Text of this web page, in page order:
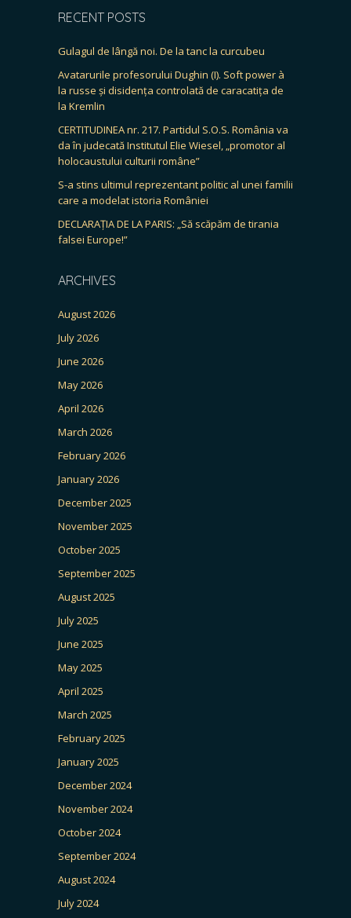
RECENT POSTS
Gulagul de lângă noi. De la tanc la curcubeu
Avatarurile profesorului Dughin (I). Soft power à
la russe și disidența controlată de caracatița de
la Kremlin
CERTITUDINEA nr. 217. Partidul S.O.S. România va
da în judecată Institutul Elie Wiesel, „promotor al
holocaustului culturii române”
S-a stins ultimul reprezentant politic al unei familii
care a modelat istoria României
DECLARAȚIA DE LA PARIS: „Să scăpăm de tirania
falsei Europe!”
ARCHIVES
August 2026
July 2026
June 2026
May 2026
April 2026
March 2026
February 2026
January 2026
December 2025
November 2025
October 2025
September 2025
August 2025
July 2025
June 2025
May 2025
April 2025
March 2025
February 2025
January 2025
December 2024
November 2024
October 2024
September 2024
August 2024
July 2024